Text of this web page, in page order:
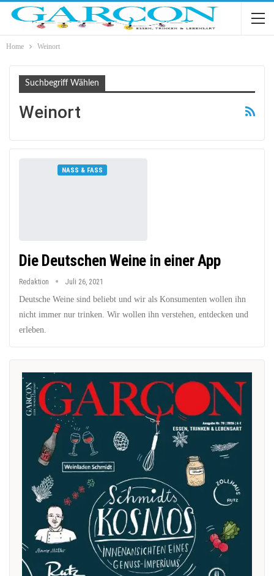
Home Weinort
Suchbegriff Wählen
Weinort
NASS & FASS
Die Deutschen Weine in einer App
Redaktion Juli 26, 2021
Deutsche Weine sind beliebt und wir als Konsumenten wollen ihn
nicht immer nur trinken. Wir wollen ihn verstehen, entdecken und
erleben.